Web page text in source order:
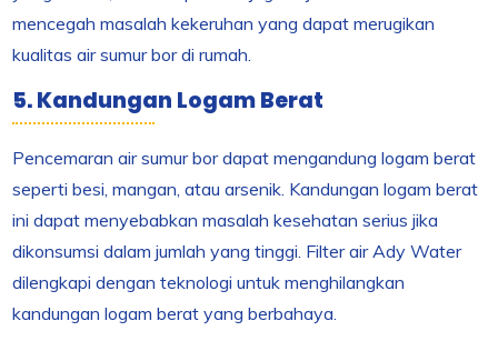
mencegah masalah kekeruhan yang dapat merugikan
kualitas air sumur bor di rumah.
5. Kandungan Logam Berat
Pencemaran air sumur bor dapat mengandung logam berat
seperti besi, mangan, atau arsenik. Kandungan logam berat
ini dapat menyebabkan masalah kesehatan serius jika
dikonsumsi dalam jumlah yang tinggi. Filter air Ady Water
dilengkapi dengan teknologi untuk menghilangkan
kandungan logam berat yang berbahaya.